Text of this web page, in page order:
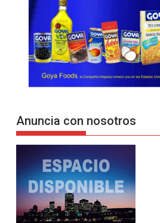
Anuncia con nosotros